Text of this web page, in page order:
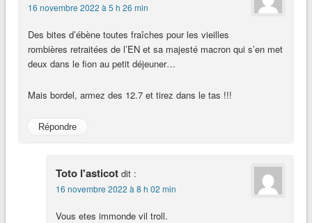
16 novembre 2022 à 5 h 26 min
Des bites d’ébène toutes fraîches pour les vieilles
rombières retraitées de l’EN et sa majesté macron qui s’en met
deux dans le fion au petit déjeuner…
Mais bordel, armez des 12.7 et tirez dans le tas !!!
Répondre
Toto l'asticot dit :
16 novembre 2022 à 8 h 02 min
Vous etes immonde vil troll.